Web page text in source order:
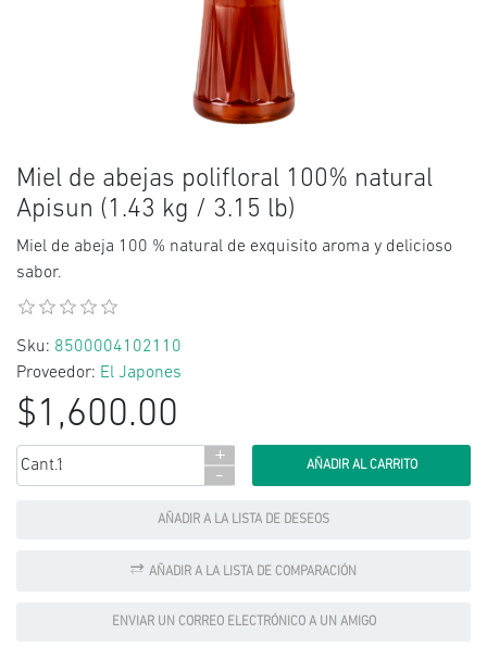
Miel de abejas polifloral 100% natural
Apisun (1.43 kg / 3.15 lb)
Miel de abeja 100 % natural de exquisito aroma y delicioso
sabor.
Sku: 8500004102110
Proveedor: El Japones
$1,600.00
Cant.:
+
-
AÑADIR A LA LISTA DE DESEOS
AÑADIR A LA LISTA DE COMPARACIÓN
ENVIAR UN CORREO ELECTRÓNICO A UN AMIGO